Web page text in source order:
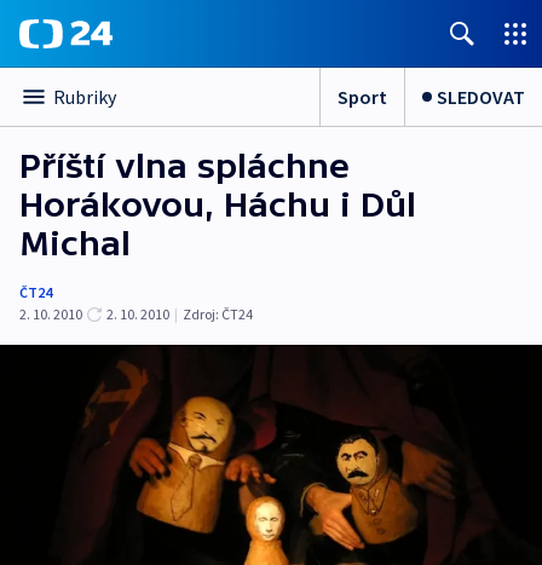
Rubriky Sport SLEDOVAT
Příští vlna spláchne
Horákovou, Háchu i Důl
Michal
ČT24
2. 10. 2010
2. 10. 2010 | Zdroj: ČT24